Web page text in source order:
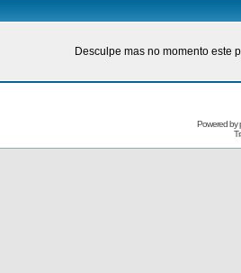
Desculpe mas no momento este
Powered by